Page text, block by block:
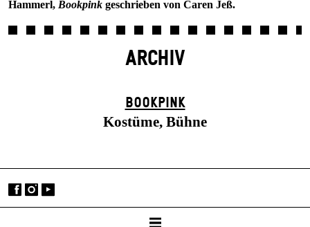
Hammerl, Bookpink geschrieben von Caren Jeß.
ARCHIV
BOOK­PINK
Kostüme, Bühne